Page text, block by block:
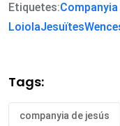
Etiquetes:
LoiolaJesuïtes
Tags:
companyia de jesús